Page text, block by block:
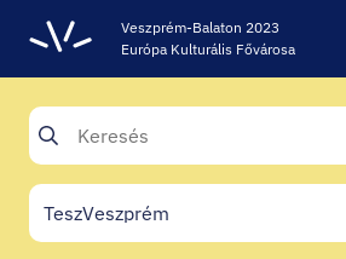
Veszprém-Balaton 2023
Európa Kulturális Fővárosa
Keresés
ÖRÖKSÉG